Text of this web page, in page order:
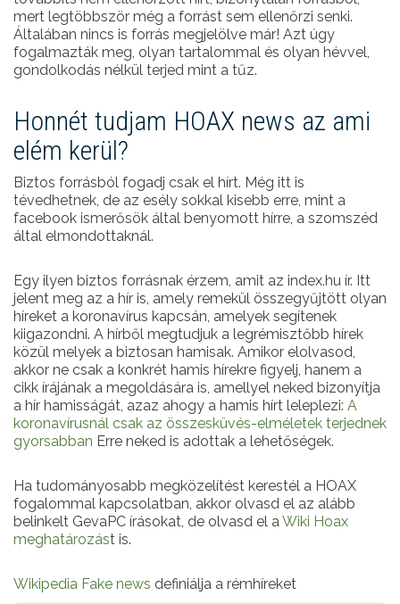
mert legtöbbször még a forrást sem ellenőrzi senki.
Általában nincs is forrás megjelölve már! Azt úgy
fogalmazták meg, olyan tartalommal és olyan hévvel,
gondolkodás nélkül terjed mint a tűz.
Honnét tudjam HOAX news az ami
elém kerül?
Biztos forrásból fogadj csak el hírt. Még itt is
tévedhetnek, de az esély sokkal kisebb erre, mint a
facebook ismerősök által benyomott hírre, a szomszéd
által elmondottaknál.
Egy ilyen biztos forrásnak érzem, amit az index.hu ír. Itt
jelent meg az a hír is, amely remekül összegyűjtött olyan
híreket a koronavírus kapcsán, amelyek segítenek
kiigazondni. A hírből megtudjuk a legrémisztőbb hírek
közül melyek a biztosan hamisak. Amikor elolvasod,
akkor ne csak a konkrét hamis hírekre figyelj, hanem a
cikk írájának a megoldására is, amellyel neked bizonyítja
a hír hamisságát, azaz ahogy a hamis hírt leleplezi: A
koronavírusnál csak az összesküvés-elméletek terjednek
gyorsabban Erre neked is adottak a lehetőségek.
Ha tudományosabb megközelítést kerestél a HOAX
fogalommal kapcsolatban, akkor olvasd el az alább
belinkelt GevaPC írásokat, de olvasd el aWiki Hoax
meghatározást is.
Wikipedia Fake news definiálja a rémhíreket